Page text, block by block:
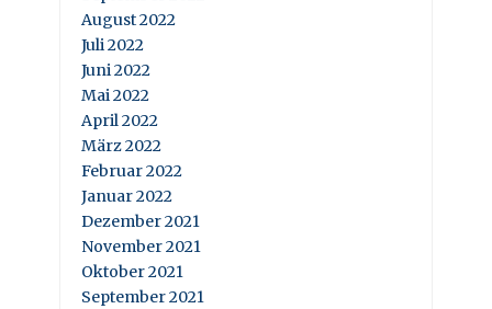
August 2022
Juli 2022
Juni 2022
Mai 2022
April 2022
März 2022
Februar 2022
Januar 2022
Dezember 2021
November 2021
Oktober 2021
September 2021